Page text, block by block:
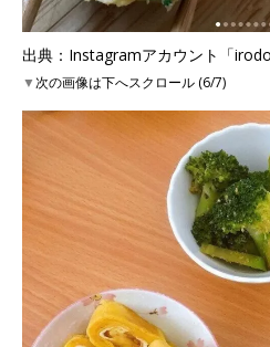
出典：Instagramアカウント「
▼次の画像は下へスクロール (6/7)